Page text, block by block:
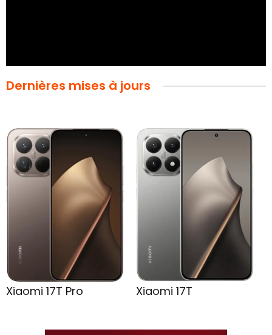
Dernières mises à jours
Xiaomi 17T Pro Xiaomi 17T